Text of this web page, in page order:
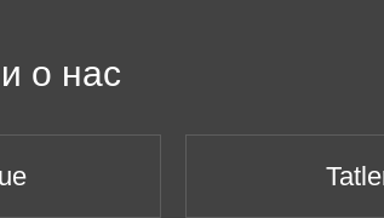
о нас